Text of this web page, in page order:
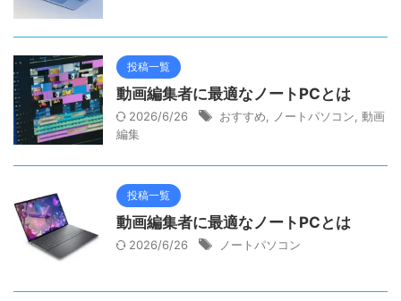
投稿一覧
動画編集者に最適なノートPCとは
2026/6/26 おすすめ ノートパソコン 動画
編集
投稿一覧
動画編集者に最適なノートPCとは
2026/6/26 ノートパソコン